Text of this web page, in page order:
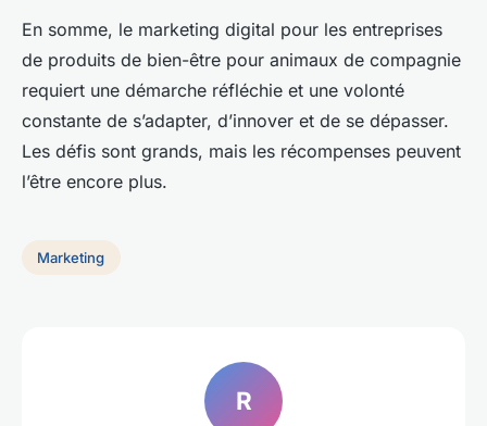
En somme, le marketing digital pour les entreprises
de produits de bien-être pour animaux de compagnie
requiert une démarche réfléchie et une volonté
constante de s’adapter, d’innover et de se dépasser.
Les défis sont grands, mais les récompenses peuvent
l’être encore plus.
Marketing
R